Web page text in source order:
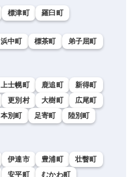
標津町 羅臼町
浜中町 標茶町
弟子屈町
上士幌町 鹿追町
新得町
更別村 大樹町
広尾町
本別町 足寄町
陸別町
伊達市 豊浦町
壮瞥町
安平町 むかわ町